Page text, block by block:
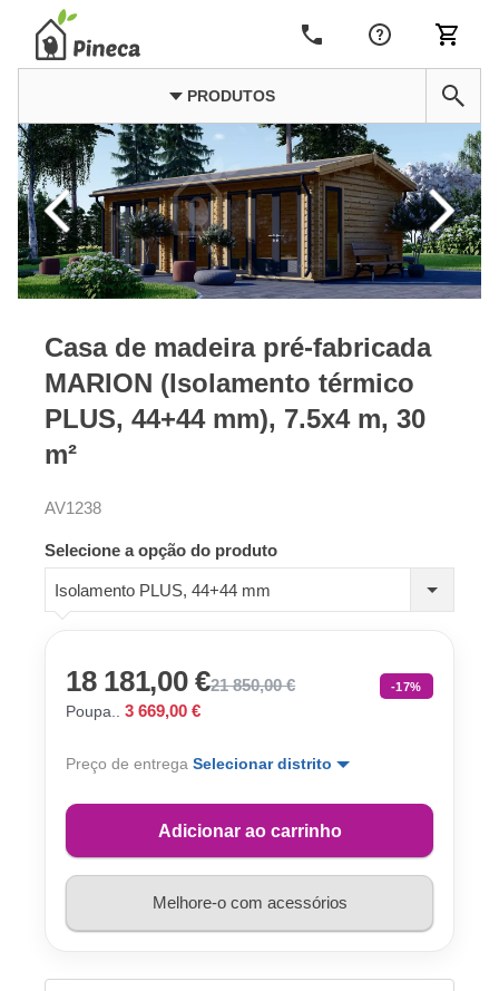
PRODUTOS
Casa de madeira pré-fabricada
MARION (Isolamento térmico
PLUS, 44+44 mm), 7.5x4 m, 30
m²
AV1238
Selecione a opção do produto
Isolamento PLUS, 44+44 mm
18 181,00 €21 850,00 € -17%
Poupa.. 3 669,00 €
Preço de entrega Selecionar distrito
Adicionar ao carrinho
Melhore-o com acessórios